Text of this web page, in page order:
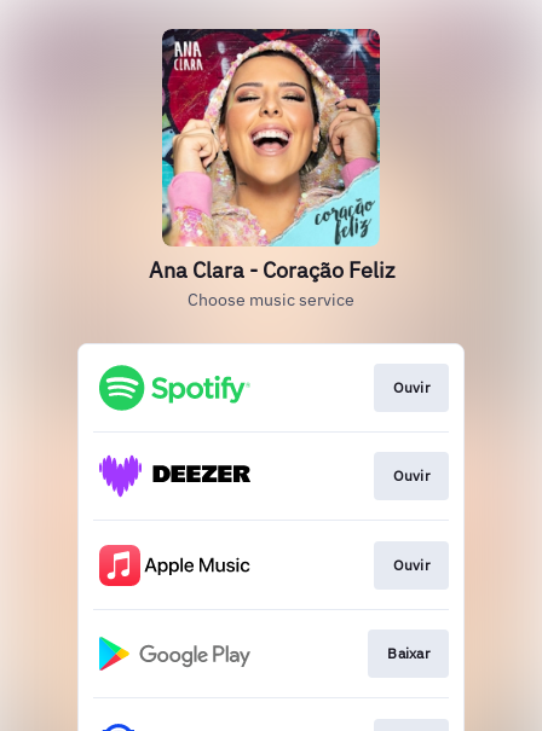
Ana Clara - Coração Feliz
Choose music service
Ouvir
Ouvir
Ouvir
Baixar